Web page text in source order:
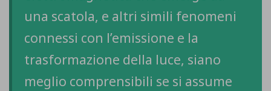
una scatola, e altri simili fenomeni
connessi con l’emissione e la
trasformazione della luce, siano
meglio comprensibili se si assume